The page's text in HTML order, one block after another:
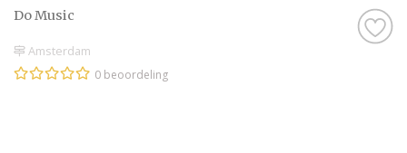
Do Music
Amsterdam
0 beoordeling